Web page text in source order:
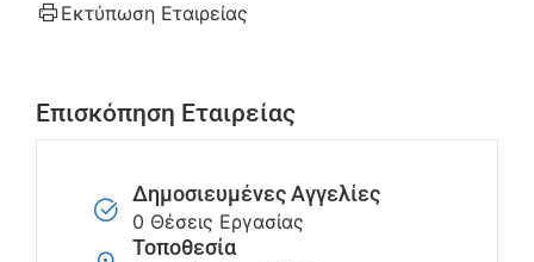
Εκτύπωση Εταιρείας
Επισκόπηση Εταιρείας
Δημοσιευμένες Αγγελίες
0 Θέσεις Εργασίας
Τοποθεσία